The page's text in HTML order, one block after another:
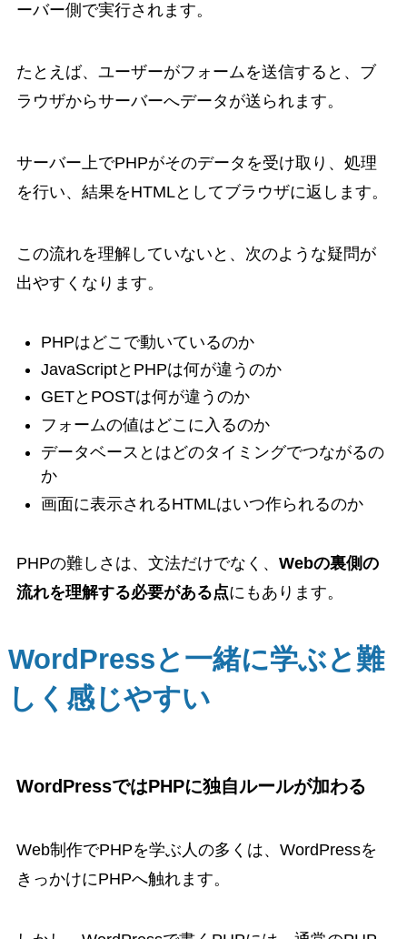
ーバー側で実行されます。
たとえば、ユーザーがフォームを送信すると、ブ
ラウザからサーバーへデータが送られます。
サーバー上でPHPがそのデータを受け取り、処理
を行い、結果をHTMLとしてブラウザに返します。
この流れを理解していないと、次のような疑問が
出やすくなります。
PHPはどこで動いているのか
JavaScriptとPHPは何が違うのか
GETとPOSTは何が違うのか
フォームの値はどこに入るのか
データベースとはどのタイミングでつながるの
か
画面に表示されるHTMLはいつ作られるのか
PHPの難しさは、文法だけでなく、 Webの裏側の
流れを理解する必要がある点にもあります。
WordPressと一緒に学ぶと難
しく感じやすい
WordPressではPHPに独自ルールが加わる
Web制作でPHPを学ぶ人の多くは、WordPressを
きっかけにPHPへ触れます。